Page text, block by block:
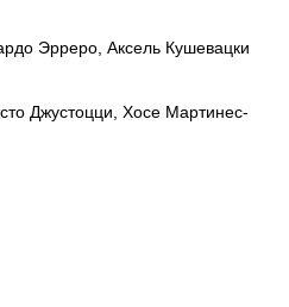
Эрреро, Аксель Кушевацки
Джустоцци, Хосе Мартинес-